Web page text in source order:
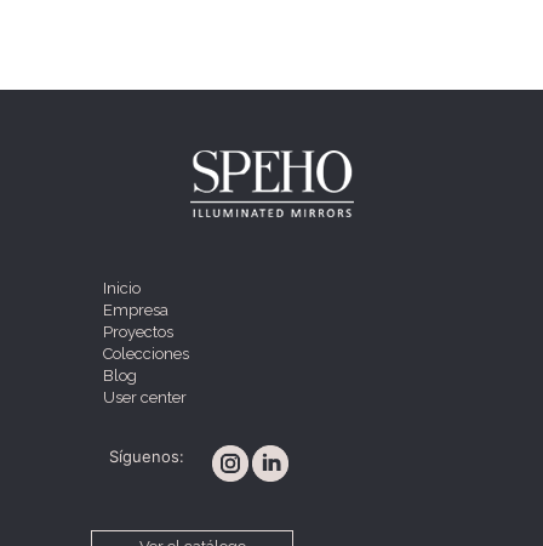
Inicio
Empresa
Proyectos
Colecciones
Blog
User center
Síguenos: